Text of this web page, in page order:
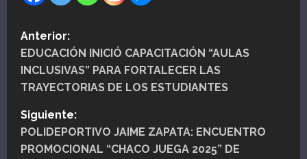
N
a
v
e
g
Anterior:
EDUCACIÓN INICIÓ CAPACITACIÓN “AULAS
INCLUSIVAS” PARA FORTALECER LAS
TRAYECTORIAS DE LOS ESTUDIANTES
Siguiente:
POLIDEPORTIVO JAIME ZAPATA: ENCUENTRO
PROMOCIONAL “CHACO JUEGA 2025” DE